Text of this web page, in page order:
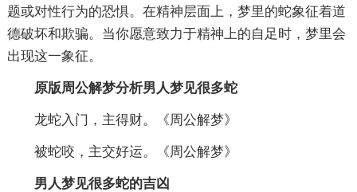
题或对性行为的恐惧。在精神层面上，梦里的蛇象征着道
德破坏和欺骗。当你愿意致力于精神上的自足时，梦里会
出现这一象征。
原版周公解梦分析男人梦见很多蛇
龙蛇入门，主得财。《周公解梦》
被蛇咬，主交好运。《周公解梦》
男人梦见很多蛇的吉凶